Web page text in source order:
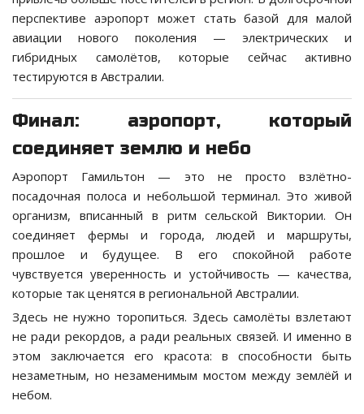
перспективе аэропорт может стать базой для малой
авиации нового поколения — электрических и
гибридных самолётов, которые сейчас активно
тестируются в Австралии.
Финал: аэропорт, который
соединяет землю и небо
Аэропорт Гамильтон — это не просто взлётно-
посадочная полоса и небольшой терминал. Это живой
организм, вписанный в ритм сельской Виктории. Он
соединяет фермы и города, людей и маршруты,
прошлое и будущее. В его спокойной работе
чувствуется уверенность и устойчивость — качества,
которые так ценятся в региональной Австралии.
Здесь не нужно торопиться. Здесь самолёты взлетают
не ради рекордов, а ради реальных связей. И именно в
этом заключается его красота: в способности быть
незаметным, но незаменимым мостом между землёй и
небом.